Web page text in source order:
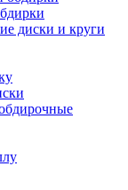
диски и круги